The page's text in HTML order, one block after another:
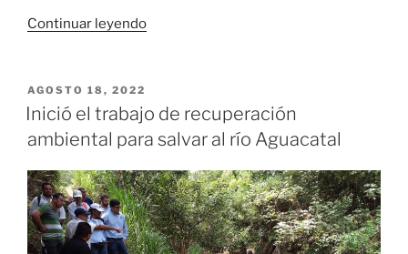
Continuar leyendo«Carlos
nuevo
contralor
de
la
República»
PUBLICADO
EL
AGOSTO 18, 2022
Inició el trabajo de recuperación
ambiental para salvar al río Aguacatal